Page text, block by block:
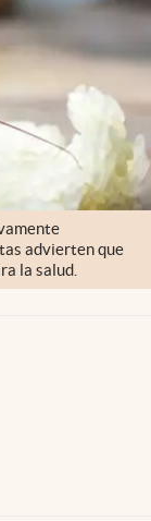
advierten que
la salud.